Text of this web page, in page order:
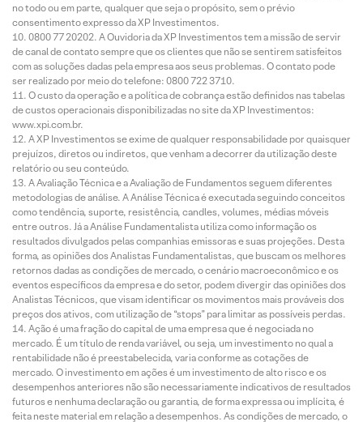
no todo ou em parte, qualquer que seja o propósito, sem o prévio
consentimento expresso da XP Investimentos.
0800 77 20202. A Ouvidoria da XP Investimentos tem a missão de servir
de canal de contato sempre que os clientes que não se sentirem satisfeitos
com as soluções dadas pela empresa aos seus problemas. O contato pode
ser realizado por meio do telefone: 0800 722 3710.
O custo da operação e a política de cobrança estão definidos nas tabelas
de custos operacionais disponibilizadas no site da XP Investimentos:
www.xpi.com.br.
A XP Investimentos se exime de qualquer responsabilidade por quaisquer
prejuízos, diretos ou indiretos, que venham a decorrer da utilização deste
relatório ou seu conteúdo.
A Avaliação Técnica e a Avaliação de Fundamentos seguem diferentes
metodologias de análise. A Análise Técnica é executada seguindo conceitos
como tendência, suporte, resistência, candles, volumes, médias móveis
entre outros. Já a Análise Fundamentalista utiliza como informação os
resultados divulgados pelas companhias emissoras e suas projeções. Desta
forma, as opiniões dos Analistas Fundamentalistas, que buscam os melhores
retornos dadas as condições de mercado, o cenário macroeconômico e os
eventos específicos da empresa e do setor, podem divergir das opiniões dos
Analistas Técnicos, que visam identificar os movimentos mais prováveis dos
preços dos ativos, com utilização de “stops” para limitar as possíveis perdas.
Ação é uma fração do capital de uma empresa que é negociada no
mercado. É um título de renda variável, ou seja, um investimento no qual a
rentabilidade não é preestabelecida, varia conforme as cotações de
mercado. O investimento em ações é um investimento de alto risco e os
desempenhos anteriores não são necessariamente indicativos de resultados
futuros e nenhuma declaração ou garantia, de forma expressa ou implícita, é
feita neste material em relação a desempenhos. As condições de mercado, o